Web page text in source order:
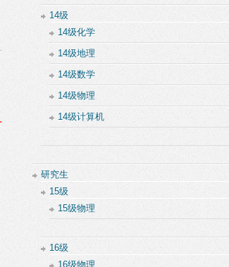
14级
14级化学
14级地理
14级数学
14级物理
14级计算机
研究生
15级
15级物理
16级
16级物理